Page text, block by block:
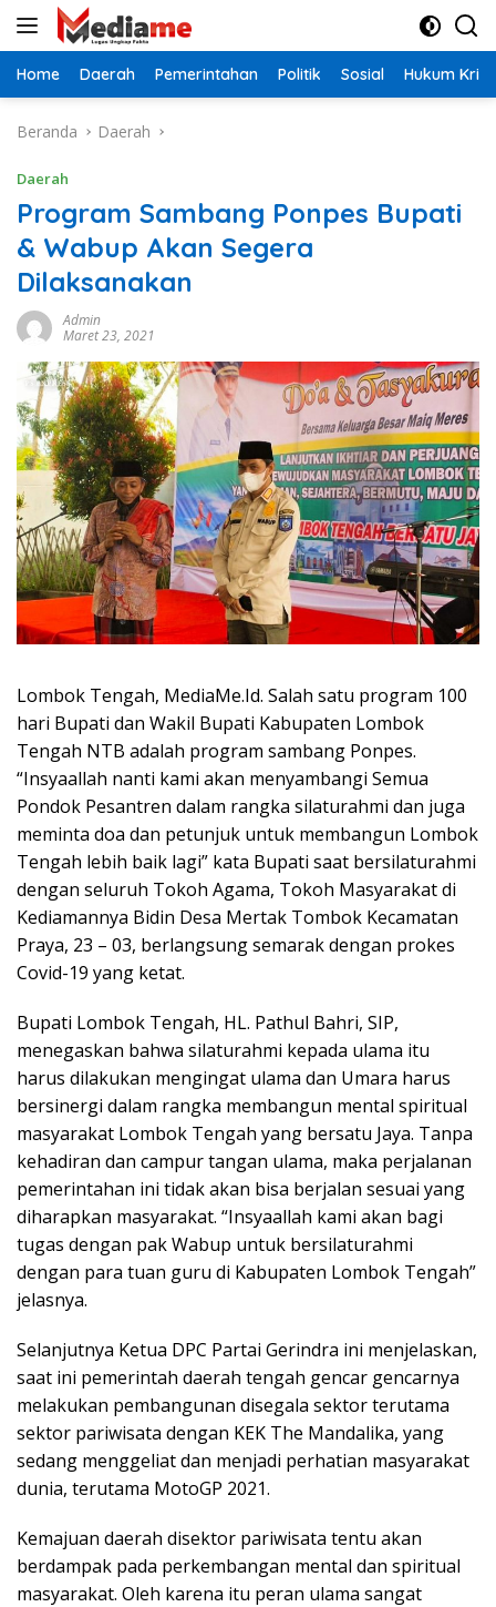
Langsung
Home Daerah Pemerintahan Politik Sosial Hukum
Beranda Daerah
Daerah
Program Sambang Ponpes Bupati
& Wabup Akan Segera
Dilaksanakan
Admin
Maret 23, 2021
Lombok Tengah, MediaMe.Id. Salah satu program 100
hari Bupati dan Wakil Bupati Kabupaten Lombok
Tengah NTB adalah program sambang Ponpes.
“Insyaallah nanti kami akan menyambangi Semua
Pondok Pesantren dalam rangka silaturahmi dan juga
meminta doa dan petunjuk untuk membangun Lombok
Tengah lebih baik lagi” kata Bupati saat bersilaturahmi
dengan seluruh Tokoh Agama, Tokoh Masyarakat di
Kediamannya Bidin Desa Mertak Tombok Kecamatan
Praya, 23 – 03, berlangsung semarak dengan prokes
Covid-19 yang ketat.
Bupati Lombok Tengah, HL. Pathul Bahri, SIP,
menegaskan bahwa silaturahmi kepada ulama itu
harus dilakukan mengingat ulama dan Umara harus
bersinergi dalam rangka membangun mental spiritual
masyarakat Lombok Tengah yang bersatu Jaya. Tanpa
kehadiran dan campur tangan ulama, maka perjalanan
pemerintahan ini tidak akan bisa berjalan sesuai yang
diharapkan masyarakat. “Insyaallah kami akan bagi
tugas dengan pak Wabup untuk bersilaturahmi
dengan para tuan guru di Kabupaten Lombok Tengah”
jelasnya.
Selanjutnya Ketua DPC Partai Gerindra ini menjelaskan,
saat ini pemerintah daerah tengah gencar gencarnya
melakukan pembangunan disegala sektor terutama
sektor pariwisata dengan KEK The Mandalika, yang
sedang menggeliat dan menjadi perhatian masyarakat
dunia, terutama MotoGP 2021.
Kemajuan daerah disektor pariwisata tentu akan
berdampak pada perkembangan mental dan spiritual
masyarakat. Oleh karena itu peran ulama sangat